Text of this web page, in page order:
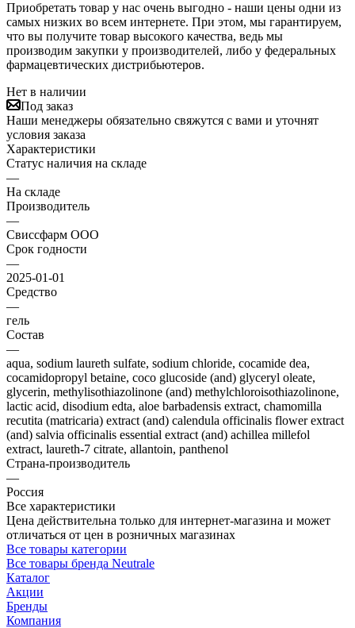
Приобретать товар у нас очень выгодно - наши цены одни из
самых низких во всем интернете. При этом, мы гарантируем,
что вы получите товар высокого качества, ведь мы
производим закупки у производителей, либо у федеральных
фармацевтических дистрибьютеров.
Нет в наличии
Под заказ
Наши менеджеры обязательно свяжутся с вами и уточнят
условия заказа
Характеристики
Статус наличия на складе
—
На складе
Производитель
—
Свиссфарм ООО
Срок годности
—
2025-01-01
Средство
—
гель
Состав
—
aqua, sodium laureth sulfate, sodium chloride, cocamide dеа,
сocamidopropyl betaine, coco glucoside (and) glyceryl oleate,
glycerin, methylisothiazolinone (and) methylchloroisothiazolinonе,
lactic acid, disodium edta, aloe barbadensis extract, chamomilla
recutita (matricaria) extract (and) calendula officinalis flower extract
(and) salvia officinalis essential extract (and) achillea millefol
extract, laureth-7 citrate, allantoin, panthenol
Страна-производитель
—
Россия
Все характеристики
Цена действительна только для интернет-магазина и может
отличаться от цен в розничных магазинах
Все товары категории
Все товары бренда Neutrale
Каталог
Акции
Бренды
Компания